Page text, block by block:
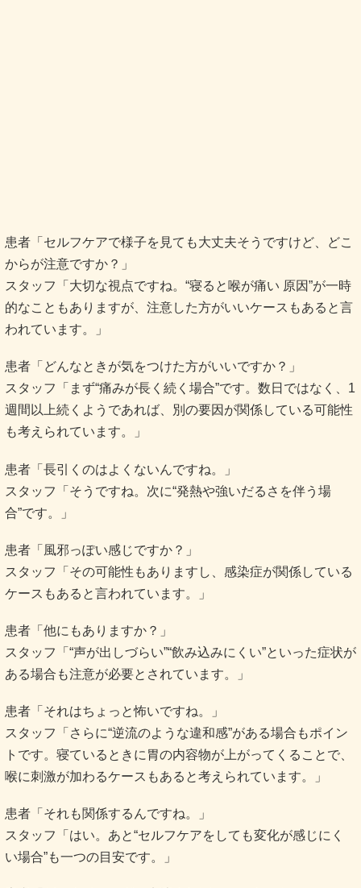
患者「セルフケアで様子を見ても大丈夫そうですけど、どこ
からが注意ですか？」
スタッフ「大切な視点ですね。“寝ると喉が痛い 原因”が一時
的なこともありますが、注意した方がいいケースもあると言
われています。」
患者「どんなときが気をつけた方がいいですか？」
スタッフ「まず“痛みが長く続く場合”です。数日ではなく、1
週間以上続くようであれば、別の要因が関係している可能性
も考えられています。」
患者「長引くのはよくないんですね。」
スタッフ「そうですね。次に“発熱や強いだるさを伴う場
合”です。」
患者「風邪っぽい感じですか？」
スタッフ「その可能性もありますし、感染症が関係している
ケースもあると言われています。」
患者「他にもありますか？」
スタッフ「“声が出しづらい”“飲み込みにくい”といった症状が
ある場合も注意が必要とされています。」
患者「それはちょっと怖いですね。」
スタッフ「さらに“逆流のような違和感”がある場合もポイン
トです。寝ているときに胃の内容物が上がってくることで、
喉に刺激が加わるケースもあると考えられています。」
患者「それも関係するんですね。」
スタッフ「はい。あと“セルフケアをしても変化が感じにく
い場合”も一つの目安です。」